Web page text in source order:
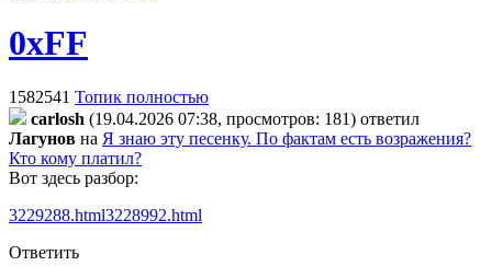
0xFF
1582541 Топик полностью
carlosh (19.04.2026 07:38, просмотров: 181) ответил
Лaгyнoв на Я знаю эту песенку. По фактам есть возражения?
Кто кому платил?
Вот здесь разбор:
3229288.html3228992.html
Ответить